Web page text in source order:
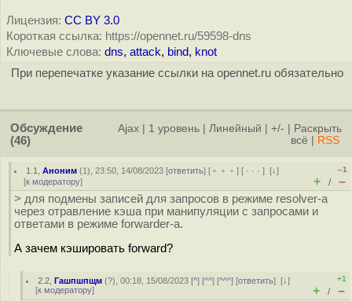
Лицензия: CC BY 3.0
Короткая ссылка: https://opennet.ru/59598-dns
Ключевые слова: dns, attack, bind, knot
При перепечатке указание ссылки на opennet.ru обязательно
Обсуждение
(46)
Ajax 1 уровень Линейный +/-
Раскрыть
всё
RSS
1.1 ,Аноним (1), 23:50, 14/08/2023 [ответить] [ ﹢﹢﹢] [ · · ·][↓]
[к модератору]
–1
+ / –
> для подмены записей для запросов в режиме resolver-а
через отравление кэша при манипуляции с запросами и
ответами в режиме forwarder-а.
А зачем кэшировать forward?
2.2 ,Гашпшпщм (?), 00:18, 15/08/2023 [^] [^^] [^^^] [ответить][↓]
[к модератору]
+1
+ / –